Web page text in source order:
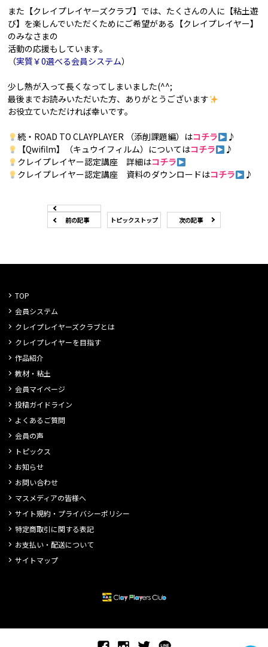
また【クレイプレイヤーズクラブ】では、たくさんの人に【粘土遊
び】を楽しんでいただくためにご希望がある【クレイプレイヤー】
のみなさまの
活動の応援もしています。
（実質￥0選べる会員システム）
少し熱が入って長くなってしまいました(^^;
最後までお読みいただいた方、ありがとうございます
お役立ていただければ幸いです。
続・ROAD TO CLAYPLAYER （添削課題編）はコチラ
♪
【Qwifilm】（キュウイフィルム）についてはコチラ
♪
クレイプレイヤー認定講座 詳細はコチラ
クレイプレイヤー認定講座 資料のダウンロードはコチラ ♪
前の記事 トピックストップ 次の記事
TOP
会員システム
クレイプレイヤーズクラブとは
クレイプレイヤーを目指す
作品紹介
教材・粘土
会員マイページ
投稿ガイドライン
よくあるご質問
会員の声
トピックス
お知らせ
お問い合わせ
マスメディアの皆様へ
サイト規約・プライバシーポリシー
特定商取引に関する表記
お支払い・配送について
サイトマップ